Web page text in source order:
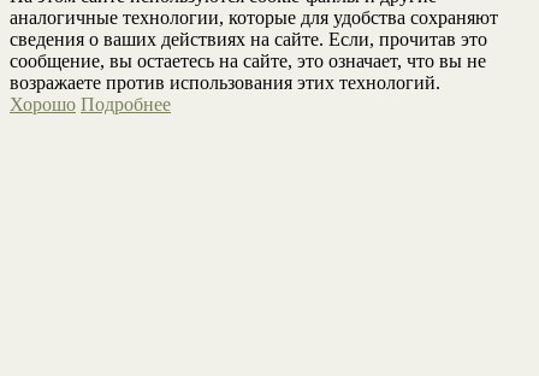
аналогичные технологии, которые для удобства сохраняют
сведения о ваших действиях на сайте. Если, прочитав это
сообщение, вы остаетесь на сайте, это означает, что вы не
возражаете против использования этих технологий.
Хорошо Подробнее